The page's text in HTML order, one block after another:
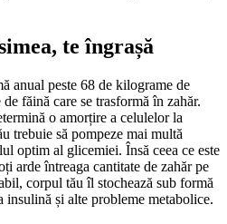
te îngrașă
anual peste 68 de kilograme de
făină care se trasformă în zahăr.
o amorțire a celulelor la
trebuie să pompeze mai multă
optim al glicemiei. Însă ceea ce este
arde întreaga cantitate de zahăr pe
corpul tău îl stochează sub formă
insulină și alte probleme metabolice.